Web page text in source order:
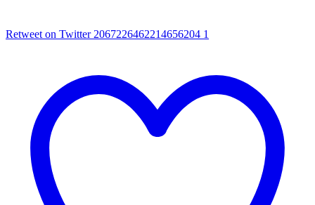
Retweet on Twitter 2067226462214656204 1